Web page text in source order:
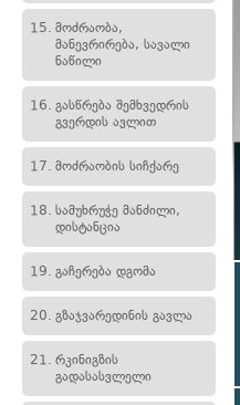
15. მოძრაობა,
მანევრირება, სავალი
ნაწილი
16. გასწრება შემხვედრის
გვერდის ავლით
17. მოძრაობის სიჩქარე
18. სამუხრუჭე მანძილი,
დისტანცია
19. გაჩერება დგომა
20. გზაჯვარედინის გავლა
21. რკინიგზის
გადასასვლელი